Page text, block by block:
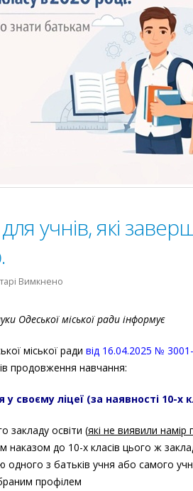
учнів, які
Вимкнено
які
завершують
й
у
2025/2026
н.
р.
Одеської міської ради інформує
міської ради від 16.04.2025 №
продовження навчання:
своєму ліцеї (за наявності 10-х
закладу освіти (які не виявили
наказом до 10-х класів цього ж
одного з батьків учня або самого
профілем